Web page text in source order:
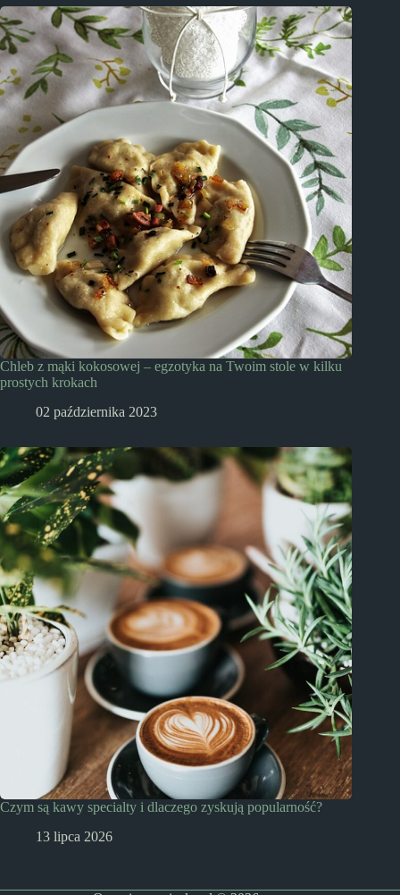
Chleb z mąki kokosowej – egzotyka na Twoim stole w kilku
prostych krokach
02 października 2023
Czym są kawy specialty i dlaczego zyskują popularność?
13 lipca 2026